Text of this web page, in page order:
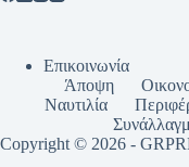
Επικοινωνία
Άποψη
Ναυτιλία
Copyright © 2026 -